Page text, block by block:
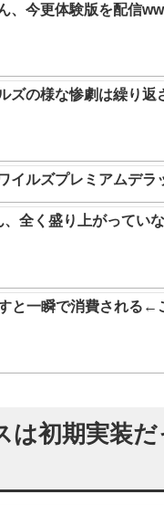
、今更体験版を配信
ズの様な惨劇は繰り返
イルズプレミアムデ
、全く盛り上がってい
と一瞬で消費される←
は初期実装